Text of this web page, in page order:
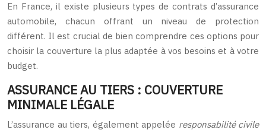
En France, il existe plusieurs types de contrats d’assurance
automobile, chacun offrant un niveau de protection
différent. Il est crucial de bien comprendre ces options pour
choisir la couverture la plus adaptée à vos besoins et à votre
budget.
ASSURANCE AU TIERS : COUVERTURE
MINIMALE LÉGALE
L’assurance au tiers, également appelée responsabilité civile